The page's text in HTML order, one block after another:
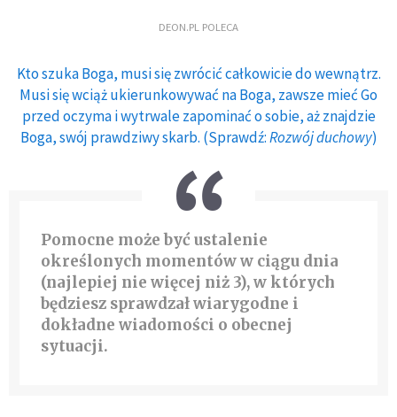
DEON.PL POLECA
Kto szuka Boga, musi się zwrócić całkowicie do wewnątrz.
Musi się wciąż ukierunkowywać na Boga, zawsze mieć Go
przed oczyma i wytrwale zapominać o sobie, aż znajdzie
Boga, swój prawdziwy skarb. (Sprawdź:Rozwój duchowy)
Pomocne może być ustalenie
określonych momentów w ciągu dnia
(najlepiej nie więcej niż 3), w których
będziesz sprawdzał wiarygodne i
dokładne wiadomości o obecnej
sytuacji.